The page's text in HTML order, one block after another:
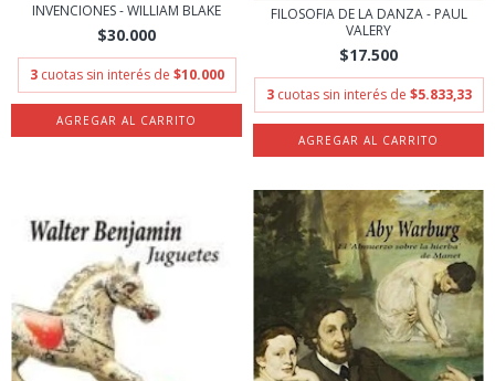
INVENCIONES - WILLIAM BLAKE
$30.000
3 cuotas sin interés de $10.000
FILOSOFIA DE LA DANZA - PAUL
VALERY
$17.500
3 cuotas sin interés de $5.833,33